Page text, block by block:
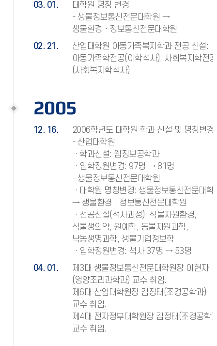
03. 01.
대학원 명칭 변경
- 생물정보통신전문대학원 →
생물환경ㆍ정보통신전문대학원
02. 21.
산업대학원 아동가족복지학과 전공 신설:
아동가족학전공(이학석사), 사회복지학전공
(사회복지학석사)
2005
12. 16.
2006학년도 대학원 학과 신설 및 명칭변경
- 산업대학원
ㆍ학과신설: 웹정보공학과
ㆍ입학정원변경: 97명 → 81명
- 생물정보통신전문대학원
ㆍ대학원 명칭변경: 생물정보통신전문대학
→ 생물환경ㆍ정보통신전문대학원
ㆍ전공신설(석사과정): 식물자원환경,
식물생의약, 원예학, 동물자원과학,
낙농생명과학, 생물기업정보학
ㆍ입학정원변경: 석사 37명 → 53명
04. 01.
제3대 생물정보통신전문대학원장 이현자
(영양조리과학과) 교수 취임.
제6대 산업대학원장 김정태(조경공학과)
교수 취임.
제4대 전자정부대학원장 김정태(조경공학
교수 취임.